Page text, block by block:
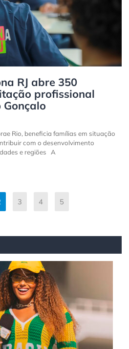
RJ abre 350
profissional
Rio, beneficia famílias em situação
com o desenvolvimento
e regiões A
3 4 5